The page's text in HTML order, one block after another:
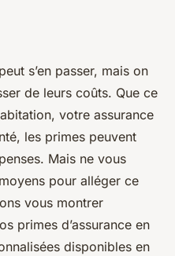
sur vos
avec des
de lecture
s’en passer, mais on
de leurs coûts. Que ce
, votre assurance
, les primes peuvent
Mais ne vous
pour alléger ce
vous montrer
primes d’assurance en
disponibles en